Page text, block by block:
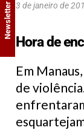
3 de janeiro de
Hora de
Em
de
Newsletter